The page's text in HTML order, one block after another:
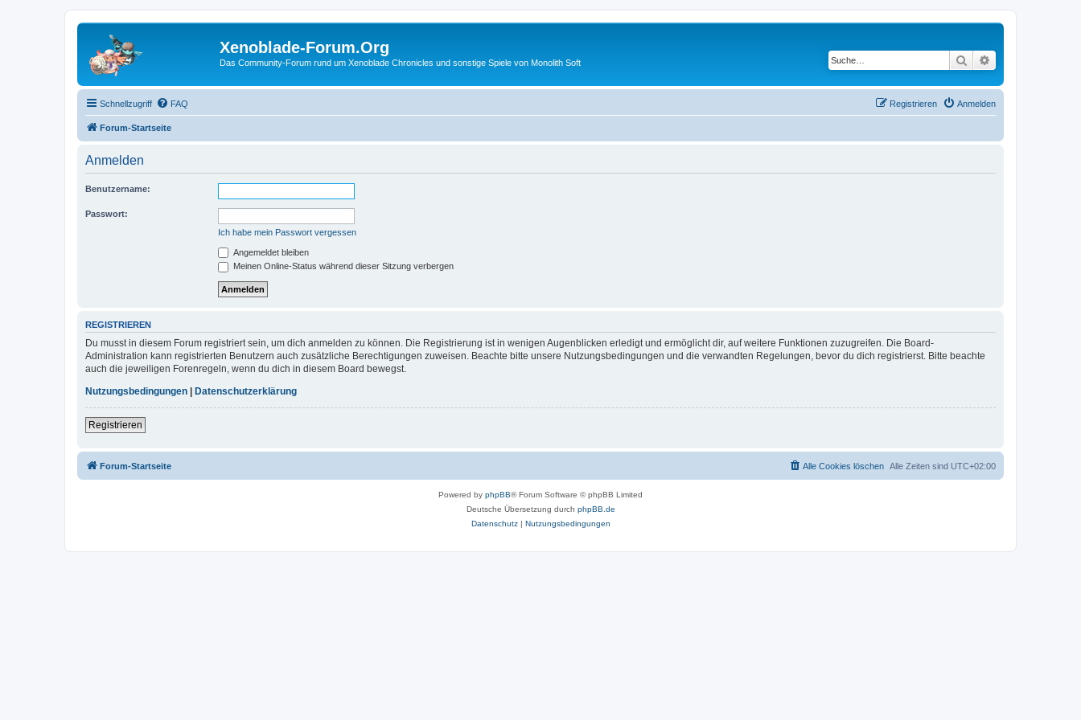
Xenoblade-Forum.Org
Das Community-Forum rund um Xenoblade Chronicles und sonstige Spiele von Monolith Soft Suche
Schnellzugriff FAQ Anmelden
Registrieren
Forum-Startseite
Anmelden
Benutzername:
Passwort:
Ich habe mein Passwort vergessen
Angemeldet bleiben
Meinen Online-Status während dieser Sitzung verbergen
REGISTRIEREN
Du musst in diesem Forum registriert sein, um dich anmelden zu können. Die Registrierung ist in wenigen Augenblicken erledigt und ermöglicht dir, auf weitere Funktionen zuzugreifen. Die Board-
Administration kann registrierten Benutzern auch zusätzliche Berechtigungen zuweisen. Beachte bitte unsere Nutzungsbedingungen und die verwandten Regelungen, bevor du dich registrierst. Bitte beachte
auch die jeweiligen Forenregeln, wenn du dich in diesem Board bewegst.
Nutzungsbedingungen
Datenschutzerklärung
Registrieren
Forum-Startseite Alle Zeiten sind UTC+02:00
Alle Cookies löschen
Powered by phpBB® Forum Software © phpBB Limited
Deutsche Übersetzung durch phpBB.de
Datenschutz| Nutzungsbedingungen